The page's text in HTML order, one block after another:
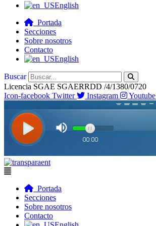
English
Portada
Secciones
Sobre nosotros
Contacto
English
Buscar
Licencia SGAE SGAERRDD /4/1380/0720
Icon-facebook Twitter Instagram Youtube
Flyout
Portada
Secciones
Sobre nosotros
Contacto